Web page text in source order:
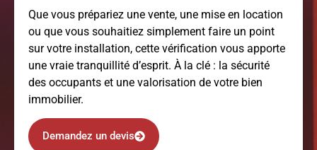
Que vous prépariez une vente, une mise en location
ou que vous souhaitiez simplement faire un point
sur votre installation, cette vérification vous apporte
une vraie tranquillité d’esprit. À la clé : la sécurité
des occupants et une valorisation de votre bien
immobilier.
Demandez un devis